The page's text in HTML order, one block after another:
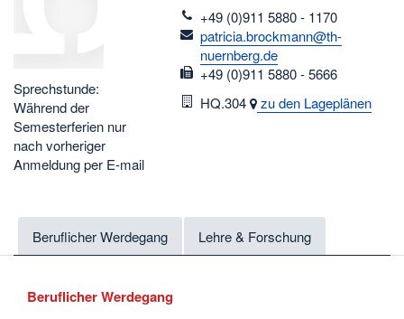
Sprechstunde:
Während der
Semesterferien nur
nach vorheriger
Anmeldung per E-mail
telefon
+49 (0)911 5880 - 1170
email
patricia.brockmann@th-
nuernberg.de
fax
+49 (0)911 5880 - 5666
Raum
HQ.304 zu den Lageplänen
Beruflicher Werdegang Lehre & Forschung
Beruflicher Werdegang